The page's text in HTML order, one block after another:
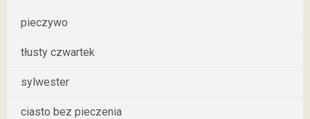
pieczywo
tłusty czwartek
sylwester
ciasto bez pieczenia